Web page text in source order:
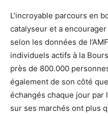
L’incroyable parcours en
catalyseur et a
selon les données de
individuels actifs à la
près de 800.000
également de son côté
échangés chaque jour
sur ses marchés ont plus